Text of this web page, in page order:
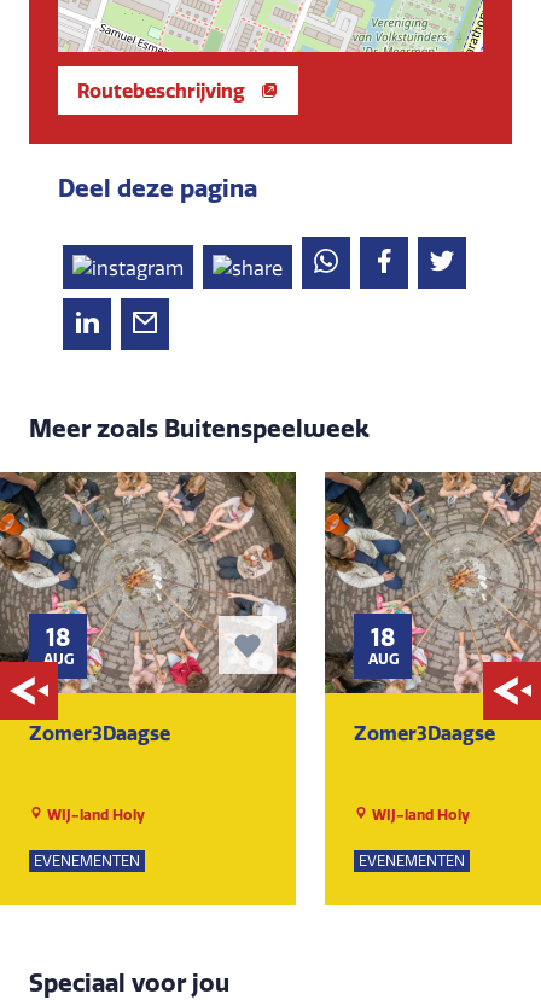
Routebeschrijving
Deel deze pagina
Meer zoals Buitenspeelweek
18
AUG
Zomer3Daagse
WIJ-land Holy
EVENEMENTEN
18
AUG
Zomer3Daagse
WIJ-land Holy
EVENEMENTEN
Speciaal voor jou